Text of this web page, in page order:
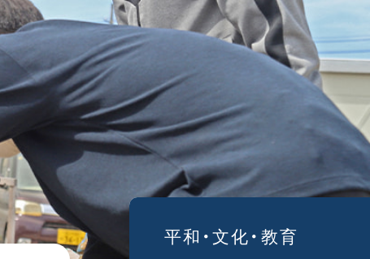
証言
広島
「三つの花ことば」 関西吹
奏楽団
2026.07.31
文化 音楽
動画
平和・文化・教育